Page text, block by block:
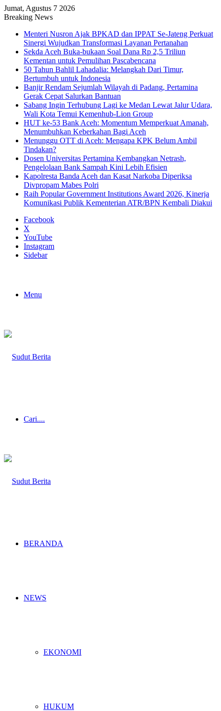
Jumat, Agustus 7 2026
Breaking News
Menteri Nusron Ajak BPKAD dan IPPAT Se-Jateng Perkuat
Sinergi Wujudkan Transformasi Layanan Pertanahan
Sekda Aceh Buka-bukaan Soal Dana Rp 2,5 Triliun
Kementan untuk Pemulihan Pascabencana
50 Tahun Bahlil Lahadalia: Melangkah Dari Timur,
Bertumbuh untuk Indonesia
Banjir Rendam Sejumlah Wilayah di Padang, Pertamina
Gerak Cepat Salurkan Bantuan
Sabang Ingin Terhubung Lagi ke Medan Lewat Jalur Udara,
Wali Kota Temui Kemenhub-Lion Group
HUT ke-53 Bank Aceh: Momentum Memperkuat Amanah,
Menumbuhkan Keberkahan Bagi Aceh
Menunggu OTT di Aceh: Mengapa KPK Belum Ambil
Tindakan?
Dosen Universitas Pertamina Kembangkan Netrash,
Pengelolaan Bank Sampah Kini Lebih Efisien
Kapolresta Banda Aceh dan Kasat Narkoba Diperiksa
Divpropam Mabes Polri
Raih Popular Government Institutions Award 2026, Kinerja
Komunikasi Publik Kementerian ATR/BPN Kembali Diakui
Facebook
X
YouTube
Instagram
Sidebar
Menu
Cari....
BERANDA
NEWS
EKONOMI
HUKUM